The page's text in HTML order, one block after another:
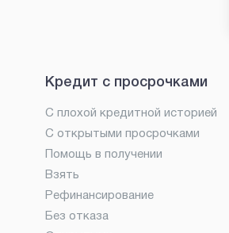
Кредит с просрочками
С плохой кредитной историей
С открытыми просрочками
Помощь в получении
Взять
Рефинансирование
Без отказа